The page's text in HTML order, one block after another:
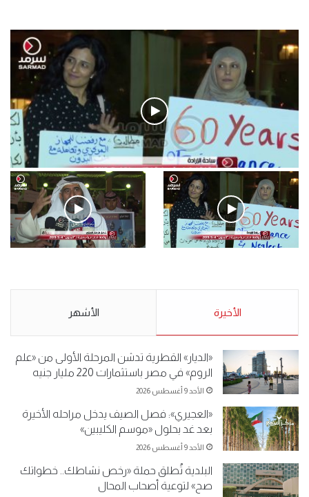
فيديو
.وقفة احتجاجية رمزية لـ”#البدون” في ساحة الإرادة 4-5-2019.
الأحد 5 مايو 2019
5-2019.
نبيع مخدرات يعني ولا خمر؟!.
الأخيرة الأشهر
«الديار» القطرية تدشن المرحلة الأولى من «علم
الروم» في مصر باستثمارات 220 مليار جنيه
الأحد 9 أغسطس 2026
«العجيري»: فصل الصيف يدخل مراحله الأخيرة
بعد غد بحلول «موسم الكليبين»
الأحد 9 أغسطس 2026
البلدية تُطلق حملة «رخص نشاطك.. خطواتك
صح» لتوعية أصحاب المحال